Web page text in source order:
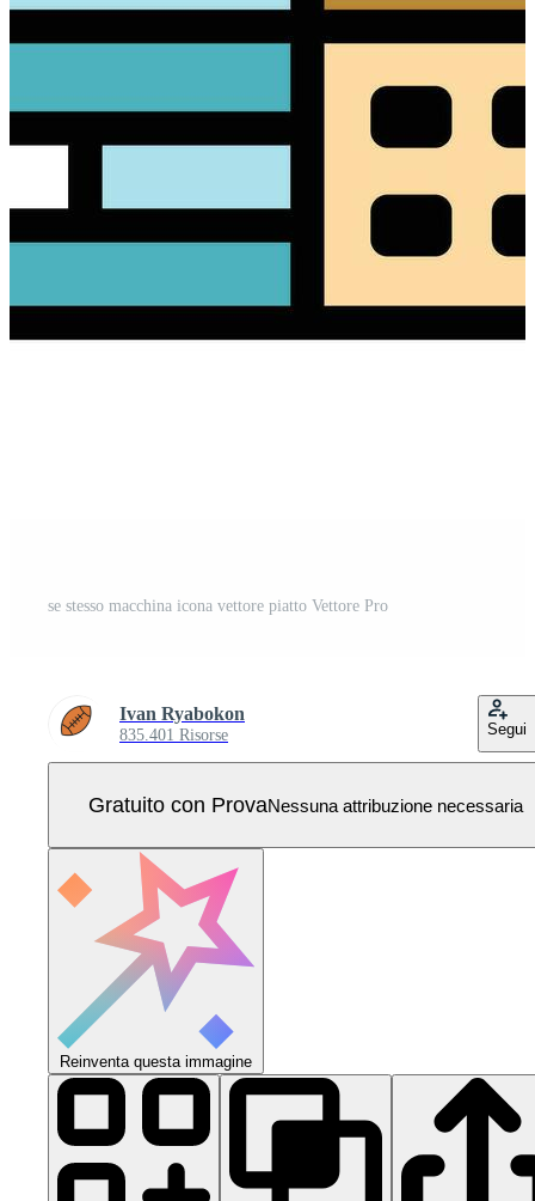
se stesso macchina icona vettore piatto Vettore Pro
Ivan Ryabokon
835.401 Risorse Segui
Gratuito con ProvaNessuna attribuzione necessaria
Reinventa questa immagine